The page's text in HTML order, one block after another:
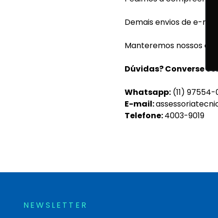
Demais envios de e-
Manteremos nossos
Dúvidas? Converse
Whatsapp: (11)
E-mail:
Telefone:4003-9019
NEWSLETTER